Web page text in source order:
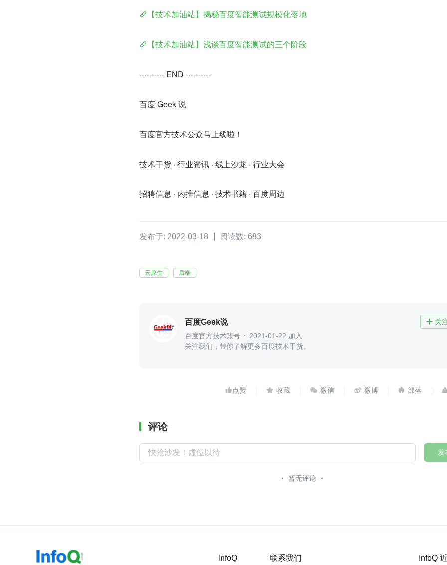
【技术加油站】揭秘百度智能测试规模化落地
【技术加油站】浅谈百度智能测试的三个阶段
---------- END ----------
百度 Geek 说
百度官方技术公众号上线啦！
技术干货 · 行业资讯 · 线上沙龙 · 行业大会
招聘信息 · 内推信息 · 技术书籍 · 百度周边
发布于: 2022-03-18 阅读数: 683
云原生 后端
百度Geek说  关
百度官方技术账号
2021-01-22 加入
关注我们，带你了解更多百度技术干货。
    
评论
发
暂无评论
InfoQ 联系我们 InfoQ